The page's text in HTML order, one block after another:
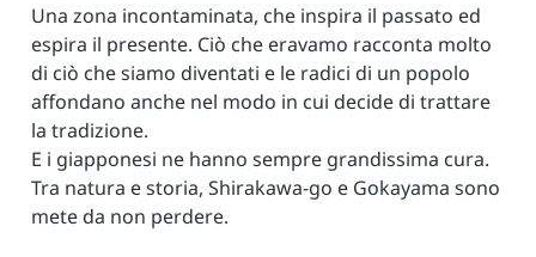
Una zona incontaminata, che inspira il passato ed
espira il presente. Ciò che eravamo racconta molto
di ciò che siamo diventati e le radici di un popolo
affondano anche nel modo in cui decide di trattare
la tradizione.
E i giapponesi ne hanno sempre grandissima cura.
Tra natura e storia, Shirakawa-go e Gokayama sono
mete da non perdere.